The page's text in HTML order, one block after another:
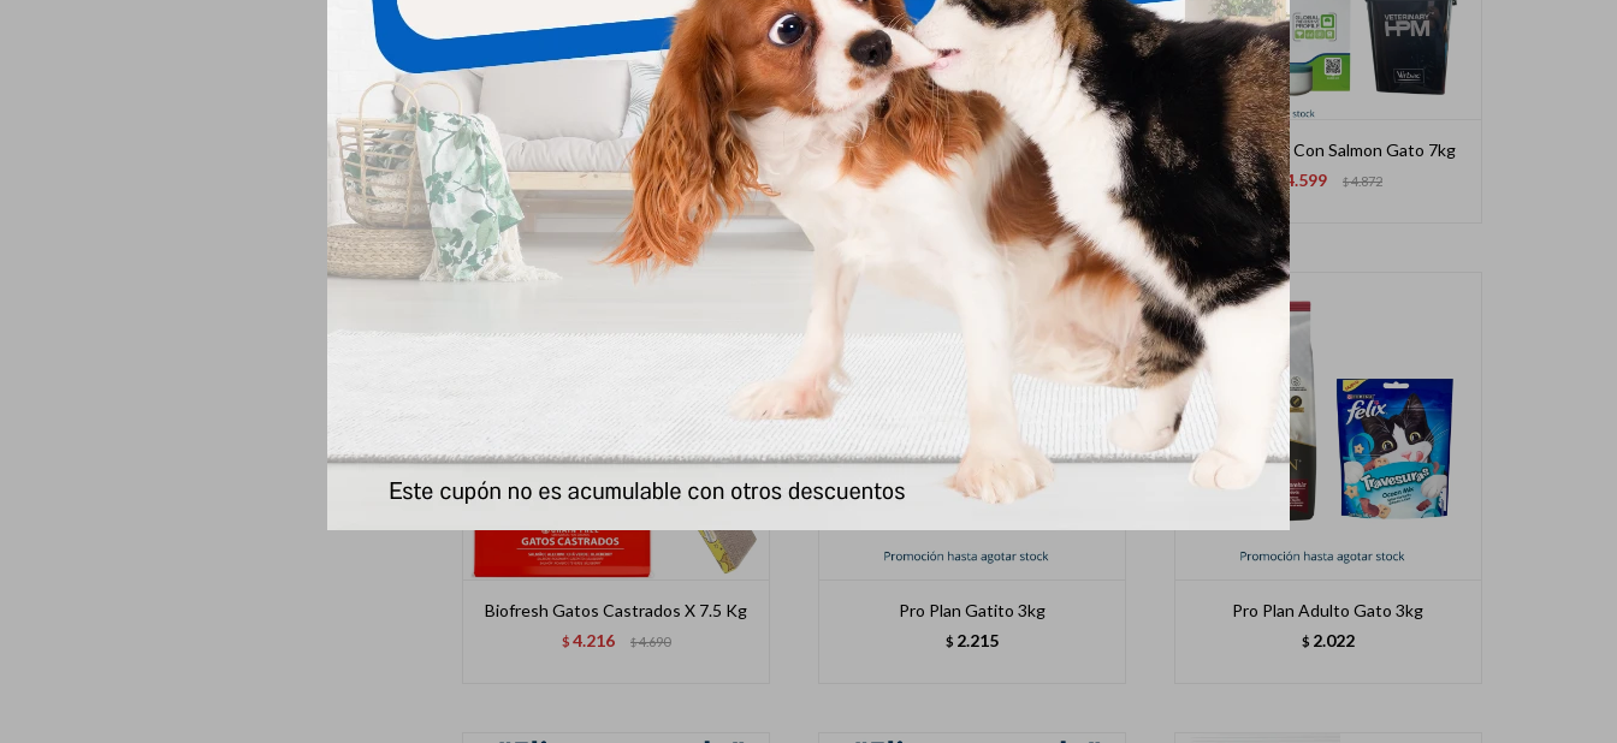
Pro Plan Urinary Gato 3kg
$ 2.127
Pro Plan Urinary Gato 15kg
$7.589
Hpm Adulto Con Salmon Gato 7kg
$4.599 $4.872
Biofresh Gatos Castrados X 7.5 Kg
$ 4.216 $4.690
Pro Plan Gatito 3kg
$ 2.215
Pro Plan Adulto Gato 3kg
$ 2.022